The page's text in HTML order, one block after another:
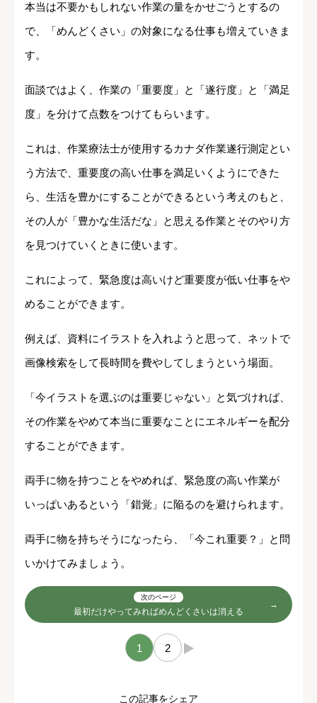
本当は不要かもしれない作業の量をかせごうとするの
で、「めんどくさい」の対象になる仕事も増えていきま
す。
面談ではよく、作業の「重要度」と「遂行度」と「満足
度」を分けて点数をつけてもらいます。
これは、作業療法士が使用するカナダ作業遂行測定とい
う方法で、重要度の高い仕事を満足いくようにできた
ら、生活を豊かにすることができるという考えのもと、
その人が「豊かな生活だな」と思える作業とそのやり方
を見つけていくときに使います。
これによって、緊急度は高いけど重要度が低い仕事をや
めることができます。
例えば、資料にイラストを入れようと思って、ネットで
画像検索をして長時間を費やしてしまうという場面。
「今イラストを選ぶのは重要じゃない」と気づければ、
その作業をやめて本当に重要なことにエネルギーを配分
することができます。
両手に物を持つことをやめれば、緊急度の高い作業が
いっぱいあるという「錯覚」に陥るのを避けられます。
両手に物を持ちそうになったら、「今これ重要？」と問
いかけてみましょう。
次のページ
最初だけやってみればめんどくさいは消える
1 2 →
この記事をシェア